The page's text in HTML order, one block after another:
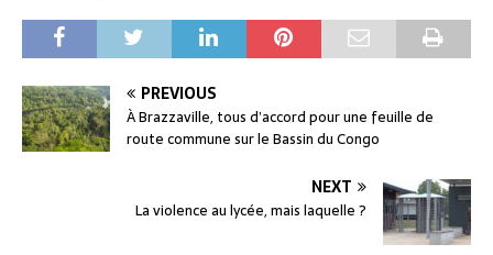
PREVIOUS
À Brazzaville, tous d’accord pour une feuille de
route commune sur le Bassin du Congo
NEXT
La violence au lycée, mais laquelle ?